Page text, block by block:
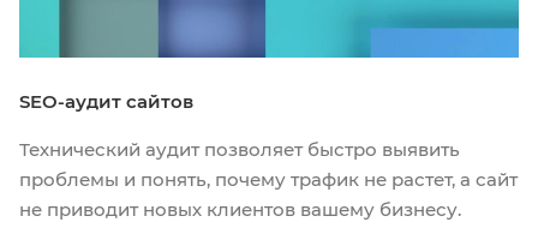
SEO-аудит сайтов
Технический аудит позволяет быстро выявить
проблемы и понять, почему трафик не растет, а сайт
не приводит новых клиентов вашему бизнесу.